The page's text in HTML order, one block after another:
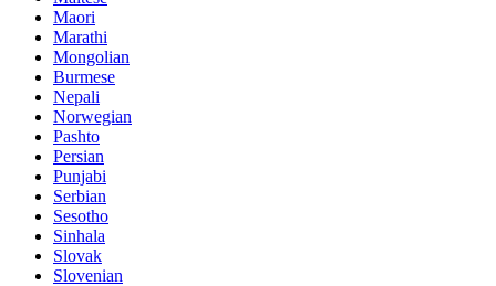
Maori
Marathi
Mongolian
Burmese
Nepali
Norwegian
Pashto
Persian
Punjabi
Serbian
Sesotho
Sinhala
Slovak
Slovenian